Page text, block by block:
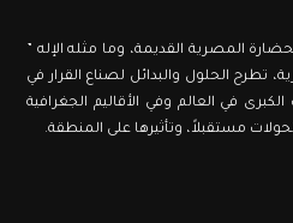
تنويري، اسمه من الحضارة المصرية القديمة، وما مثله الإله ”
تطرح الحلول والبدائل لصناع القرار في
في العالم وفي الأقاليم الجغرافية
مستقبلاً، وتأثيرها على المنطقة.